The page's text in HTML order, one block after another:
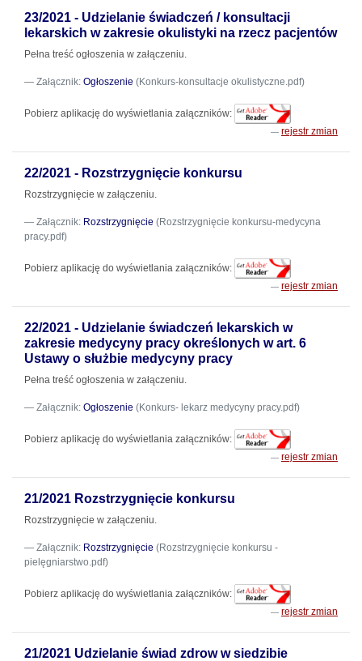
23/2021 - Udzielanie świadczeń / konsultacji
lekarskich w zakresie okulistyki na rzecz pacjentów
Pełna treść ogłoszenia w załączeniu.
Załącznik: Ogłoszenie (Konkurs-konsultacje okulistyczne.pdf)
Pobierz aplikację do wyświetlania załączników:
rejestr zmian
22/2021 - Rozstrzygnięcie konkursu
Rozstrzygnięcie w załączeniu.
Załącznik: Rozstrzygnięcie (Rozstrzygnięcie konkursu-medycyna
pracy.pdf)
Pobierz aplikację do wyświetlania załączników:
rejestr zmian
22/2021 - Udzielanie świadczeń lekarskich w
zakresie medycyny pracy określonych w art. 6
Ustawy o służbie medycyny pracy
Pełna treść ogłoszenia w załączeniu.
Załącznik: Ogłoszenie (Konkurs- lekarz medycyny pracy.pdf)
Pobierz aplikację do wyświetlania załączników:
rejestr zmian
21/2021 Rozstrzygnięcie konkursu
Rozstrzygnięcie w załączeniu.
Załącznik: Rozstrzygnięcie (Rozstrzygnięcie konkursu -
pielęgniarstwo.pdf)
Pobierz aplikację do wyświetlania załączników:
rejestr zmian
21/2021 Udzielanie świad zdrow w siedzibie